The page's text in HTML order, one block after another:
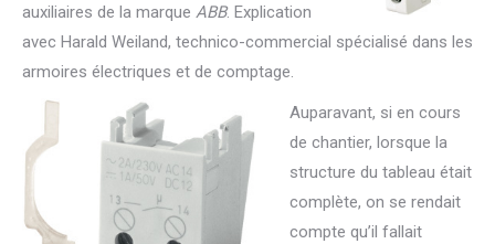
auxiliaires de la marque ABB. Explication
avec Harald Weiland, technico-commercial spécialisé dans les
armoires électriques et de comptage.
Auparavant, si en cours
de chantier, lorsque la
structure du tableau était
complète, on se rendait
compte qu’il fallait